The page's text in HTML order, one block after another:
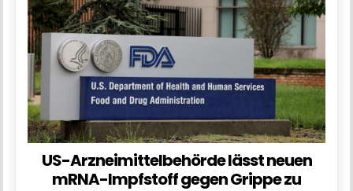
US-Arzneimittelbehörde lässt neuen
mRNA-Impfstoff gegen Grippe zu